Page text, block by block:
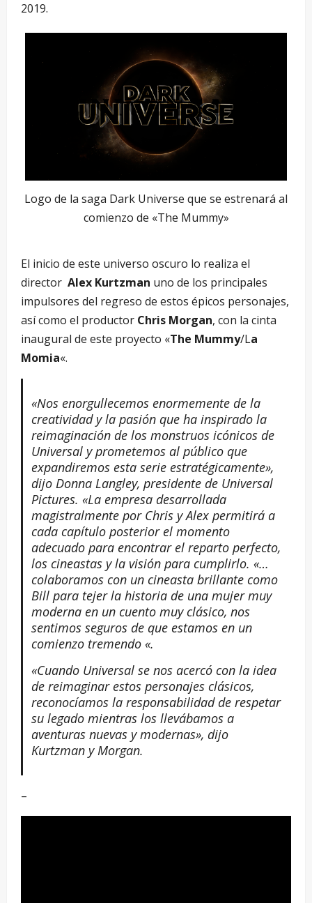
2019.
Logo de la saga Dark Universe que se estrenará al
comienzo de «The Mummy»
El inicio de este universo oscuro lo realiza el
director Alex Kurtzman uno de los principales
impulsores del regreso de estos épicos personajes,
así como el productor Chris Morgan, con la cinta
inaugural de este proyecto «The Mummy/La
Momia«.
«Nos enorgullecemos enormemente de la
creatividad y la pasión que ha inspirado la
reimaginación de los monstruos icónicos de
Universal y prometemos al público que
expandiremos esta serie estratégicamente»,
dijo Donna Langley, presidente de Universal
Pictures. «La empresa desarrollada
magistralmente por Chris y Alex permitirá a
cada capítulo posterior el momento
adecuado para encontrar el reparto perfecto,
los cineastas y la visión para cumplirlo. «…
colaboramos con un cineasta brillante como
Bill para tejer la historia de una mujer muy
moderna en un cuento muy clásico, nos
sentimos seguros de que estamos en un
comienzo tremendo «.
«Cuando Universal se nos acercó con la idea
de reimaginar estos personajes clásicos,
reconocíamos la responsabilidad de respetar
su legado mientras los llevábamos a
aventuras nuevas y modernas», dijo
Kurtzman y Morgan.
–